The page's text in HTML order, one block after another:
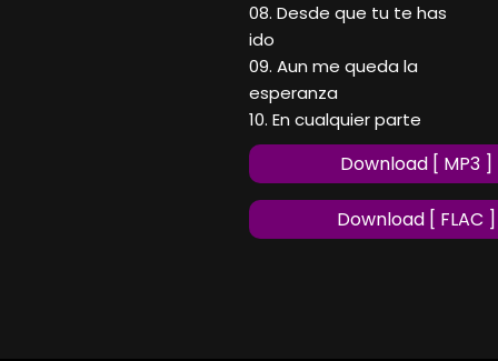
08. Desde que tu te has
ido
09. Aun me queda la
esperanza
10. En cualquier parte
Download [ MP3 ]
Download [ FLAC ]